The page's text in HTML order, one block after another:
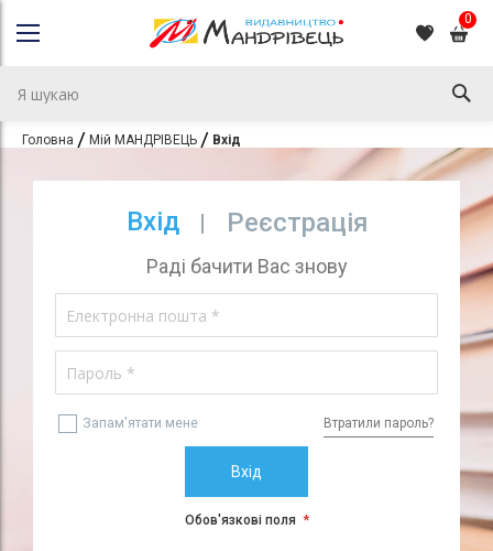
0
Головна Мій МАНДРІВЕЦЬ Вхід
Вхід Реєстрація
Раді бачити Вас знову
Запам'ятати мене Втратили пароль?
Вхід
Обов'язкові поля